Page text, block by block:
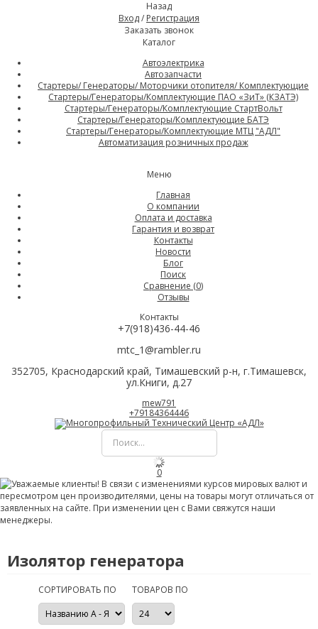
Назад
Вход/ Регистрация
Заказать звонок
Каталог
Автоэлектрика
Автозапчасти
Стартеры/ Генераторы/ Моторчики отопителя/ Комплектующие
Стартеры/Генераторы/Комплектующие ПАО «ЗиТ» (КЗАТЭ)
Стартеры/Генераторы/Комплектующие СтартВольт
Стартеры/Генераторы/Комплектующие БАТЭ
Стартеры/Генераторы/Комплектующие МТЦ "АДЛ"
Автоматизация розничных продаж
Меню
Главная
О компании
Оплата и доставка
Гарантия и возврат
Контакты
Новости
Блог
Поиск
Сравнение (0)
Отзывы
Контакты
+7(918)436-44-46
mtc_1@rambler.ru
352705, Краснодарский край, Тимашевский р-н, г.Тимашевск,
ул.Книги, д.27
mew791
+79184364446
0
Изолятор генератора
СОРТИРОВАТЬ ПО ТОВАРОВ ПО